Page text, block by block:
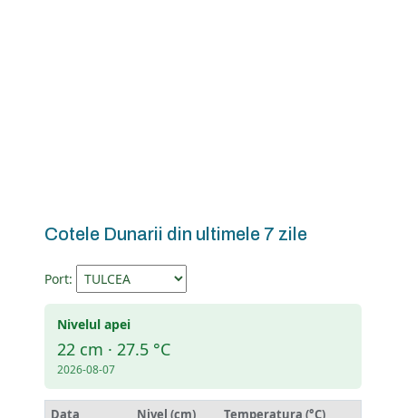
Cotele Dunarii din ultimele 7 zile
Port:
Nivelul apei
22 cm · 27.5 °C
2026-08-07
Data Nivel (cm) Temperatura (°C)